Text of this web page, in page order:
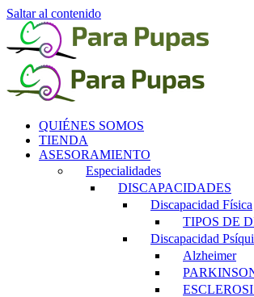
Saltar al contenido
QUIÉNES SOMOS
TIENDA
ASESORAMIENTO
Especialidades
DISCAPACIDADES
Discapacidad Física
TIPOS DE
Discapacidad
Alzheimer